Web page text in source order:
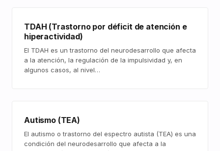
TDAH (Trastorno por déficit de atención e
hiperactividad)
El TDAH es un trastorno del neurodesarrollo que afecta
a la atención, la regulación de la impulsividad y, en
algunos casos, al nivel…
Autismo (TEA)
El autismo o trastorno del espectro autista (TEA) es una
condición del neurodesarrollo que afecta a la